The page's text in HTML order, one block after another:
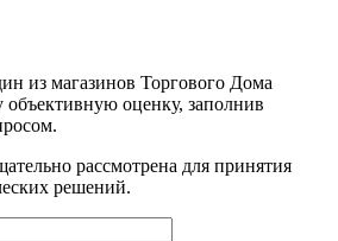
из магазинов Торгового Дома
объективную оценку, заполнив
рассмотрена для принятия
решений.